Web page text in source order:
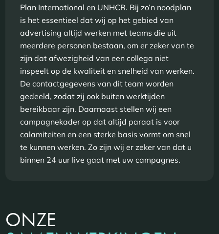
Plan International en UNHCR. Bij zo’n noodplan
is het essentieel dat wij op het gebied van
advertising altijd werken met teams die uit
meerdere personen bestaan, om er zeker van te
zijn dat afwezigheid van een collega niet
inspeelt op de kwaliteit en snelheid van werken.
De contactgegevens van dit team worden
gedeeld, zodat zij ook buiten werktijden
bereikbaar zijn. Daarnaast stellen wij een
campagnekader op dat altijd paraat is voor
calamiteiten en een sterke basis vormt om snel
te kunnen werken. Zo zijn wij er zeker van dat u
binnen 24 uur live gaat met uw campagnes.
ONZE